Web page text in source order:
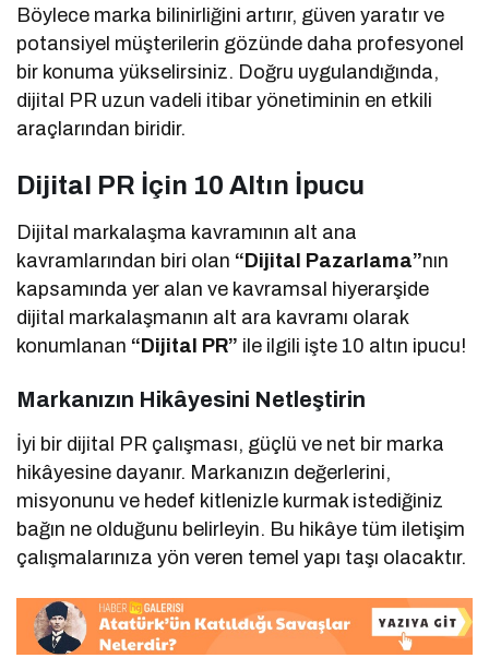
Böylece marka bilinirliğini artırır, güven yaratır ve
potansiyel müşterilerin gözünde daha profesyonel
bir konuma yükselirsiniz. Doğru uygulandığında,
dijital PR uzun vadeli itibar yönetiminin en etkili
araçlarından biridir.
Dijital PR İçin 10 Altın İpucu
Dijital markalaşma kavramının alt ana
kavramlarından biri olan “Dijital Pazarlama”nın
kapsamında yer alan ve kavramsal hiyerarşide
dijital markalaşmanın alt ara kavramı olarak
konumlanan “Dijital PR” ile ilgili işte 10 altın ipucu!
Markanızın Hikâyesini Netleştirin
İyi bir dijital PR çalışması, güçlü ve net bir marka
hikâyesine dayanır. Markanızın değerlerini,
misyonunu ve hedef kitlenizle kurmak istediğiniz
bağın ne olduğunu belirleyin. Bu hikâye tüm iletişim
çalışmalarınıza yön veren temel yapı taşı olacaktır.